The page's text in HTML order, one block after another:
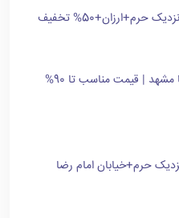
تخفیف
لیست سوئیت های خیابان امام رضا مشهد | قیمت مناسب تا 90%
حرم+خیابان امام رضا